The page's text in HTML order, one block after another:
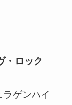
・ロック
ゲンハイ